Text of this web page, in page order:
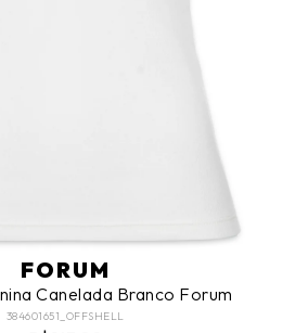
FORUM
Canelada Branco Forum
384601651_OFFSHELL